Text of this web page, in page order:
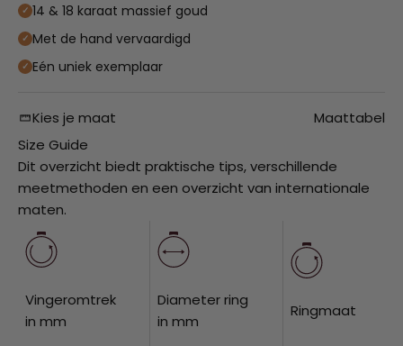
14 & 18 karaat massief goud
Met de hand vervaardigd
Eén uniek exemplaar
Kies je maat
Maattabel
Size Guide
Dit overzicht biedt praktische tips, verschillende
meetmethoden en een overzicht van internationale
maten.
Vingeromtrek
in mm
Diameter ring
in mm
Ringmaat